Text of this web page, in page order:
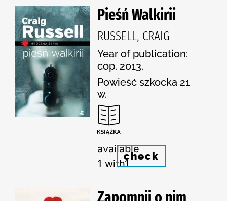
Pieśń Walkirii
RUSSELL, CRAIG
Year of publication:
cop. 2013.
Powieść szkocka 21
w.
available
1 with1
check